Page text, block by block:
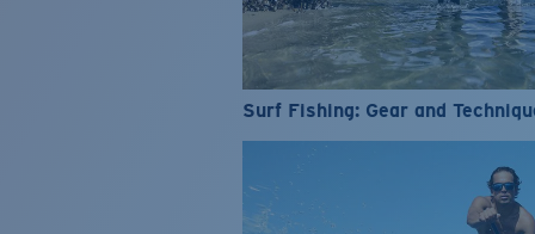
Surf Fishing: Gear and